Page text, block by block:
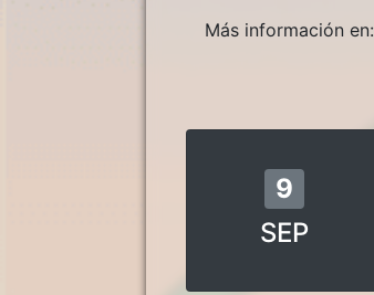
Más información en:
9
SEP